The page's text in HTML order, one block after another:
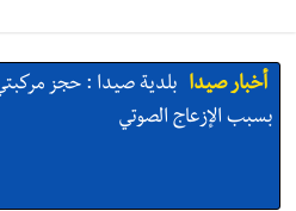
أخبار صيدا بلدية صيدا : حجز
بسبب الإزعاج الصوتي